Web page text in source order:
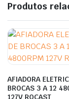
Produtos
AFIADORA
BROCAS 3 A 12
127V ROCAST